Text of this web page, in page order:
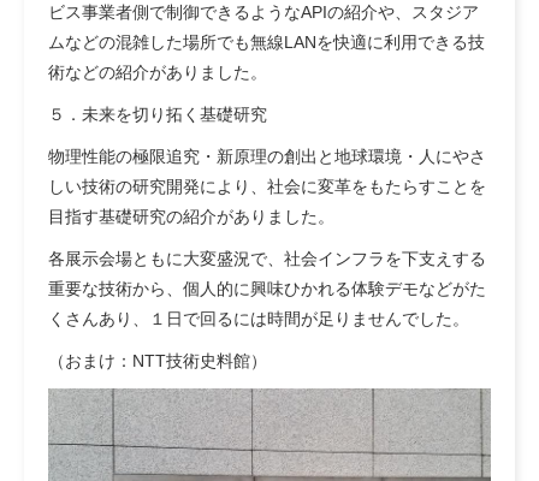
ビス事業者側で制御できるようなAPIの紹介や、スタジア
ムなどの混雑した場所でも無線LANを快適に利用できる技
術などの紹介がありました。
５．未来を切り拓く基礎研究
物理性能の極限追究・新原理の創出と地球環境・人にやさ
しい技術の研究開発により、社会に変革をもたらすことを
目指す基礎研究の紹介がありました。
各展示会場ともに大変盛況で、社会インフラを下支えする
重要な技術から、個人的に興味ひかれる体験デモなどがた
くさんあり、１日で回るには時間が足りませんでした。
（おまけ：NTT技術史料館）